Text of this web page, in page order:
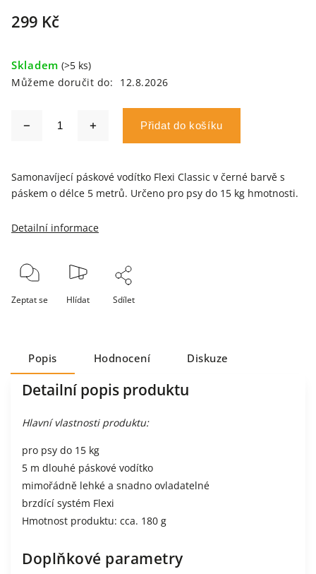
299 Kč
Skladem (>5 ks)
Můžeme doručit do:
12.8.2026
Přidat do košíku
Samonavíjecí páskové vodítko Flexi Classic v černé barvě s
páskem o délce 5 metrů. Určeno pro psy do 15 kg hmotnosti.
Detailní informace
Zeptat se Hlídat Sdílet
Popis Hodnocení Diskuze
Detailní popis produktu
Hlavní vlastnosti produktu:
pro psy do 15 kg
5 m dlouhé páskové vodítko
mimořádně lehké a snadno ovladatelné
brzdící systém Flexi
Hmotnost produktu: cca. 180 g
Doplňkové parametry